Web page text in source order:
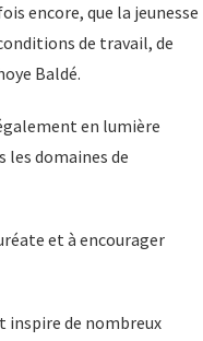
encore, que la jeunesse
de travail, de
Baldé.
en lumière
les domaines de
et à encourager
inspire de nombreux